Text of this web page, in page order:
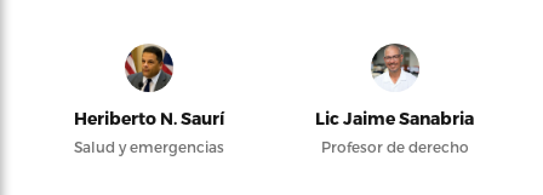
Heriberto N. Saurí
Salud y emergencias
Lic Jaime Sanabria
Profesor de derecho